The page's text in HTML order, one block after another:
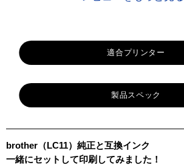
製品スペック
ー
brother（LC11）純正と互換インク
一緒にセットして印刷してみました！